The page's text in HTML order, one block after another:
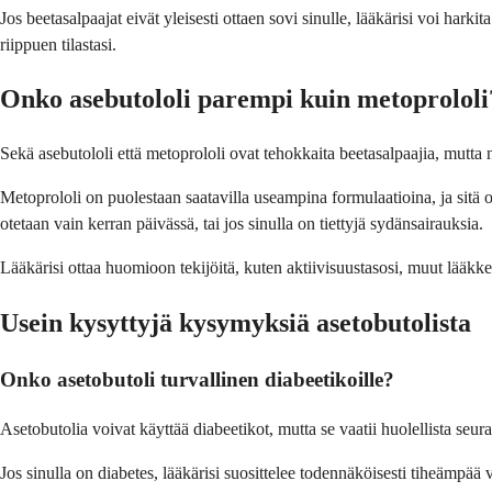
Jos beetasalpaajat eivät yleisesti ottaen sovi sinulle, lääkärisi voi
riippuen tilastasi.
Onko asebutololi parempi kuin
Sekä asebutololi että metoprololi ovat tehokkaita beetasalpaajia,
Metoprololi on puolestaan saatavilla useampina formulaatioina, ja sitä
otetaan vain kerran päivässä, tai jos sinulla on tiettyjä sydänsairauksia.
Lääkärisi ottaa huomioon tekijöitä, kuten aktiivisuustasosi, muut
Usein kysyttyjä kysymyksiä asetobutolista
Onko asetobutoli turvallinen diabeetikoille?
Asetobutolia voivat käyttää diabeetikot, mutta se vaatii huolellista
Jos sinulla on diabetes, lääkärisi suosittelee todennäköisesti